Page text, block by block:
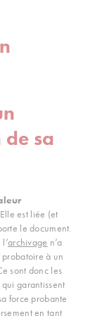
sa
est liée (et
le document.
archivage n’a
à un
sont donc les
garantissent
force probante
en tant